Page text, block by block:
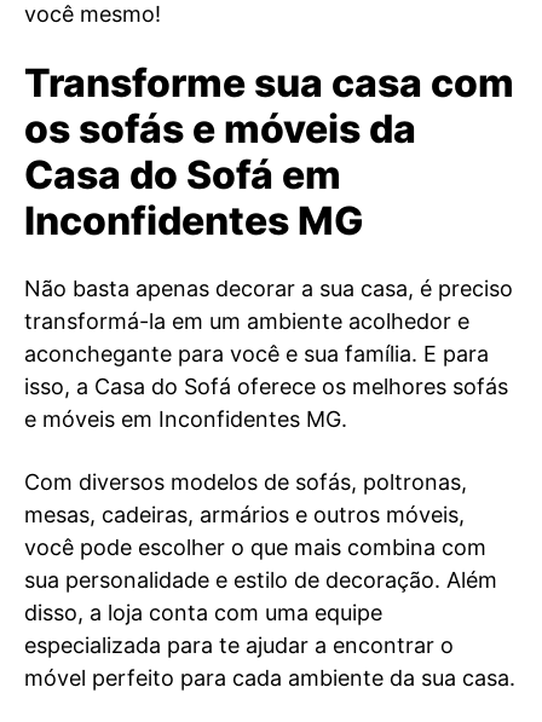
você mesmo!
Transforme sua casa com
os sofás e móveis da
Casa do Sofá em
Inconfidentes MG
Não basta apenas decorar a sua casa, é preciso
transformá-la em um ambiente acolhedor e
aconchegante para você e sua família. E para
isso, a Casa do Sofá oferece os melhores sofás
e móveis em Inconfidentes MG.
Com diversos modelos de sofás, poltronas,
mesas, cadeiras, armários e outros móveis,
você pode escolher o que mais combina com
sua personalidade e estilo de decoração. Além
disso, a loja conta com uma equipe
especializada para te ajudar a encontrar o
móvel perfeito para cada ambiente da sua casa.